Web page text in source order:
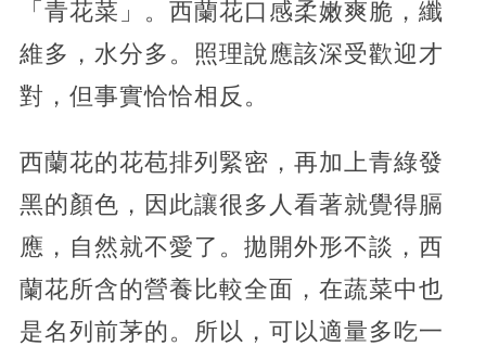
「青花菜」。西蘭花口感柔嫩爽脆，纖
維多，水分多。照理說應該深受歡迎才
對，但事實恰恰相反。
西蘭花的花苞排列緊密，再加上青綠發
黑的顏色，因此讓很多人看著就覺得膈
應，自然就不愛了。拋開外形不談，西
蘭花所含的營養比較全面，在蔬菜中也
是名列前茅的。所以，可以適量多吃一